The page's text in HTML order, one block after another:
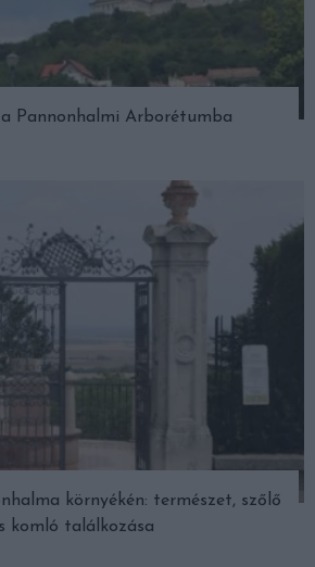
Pannonhalmi Arborétumba
környékén: természet, szőlő
komló találkozása